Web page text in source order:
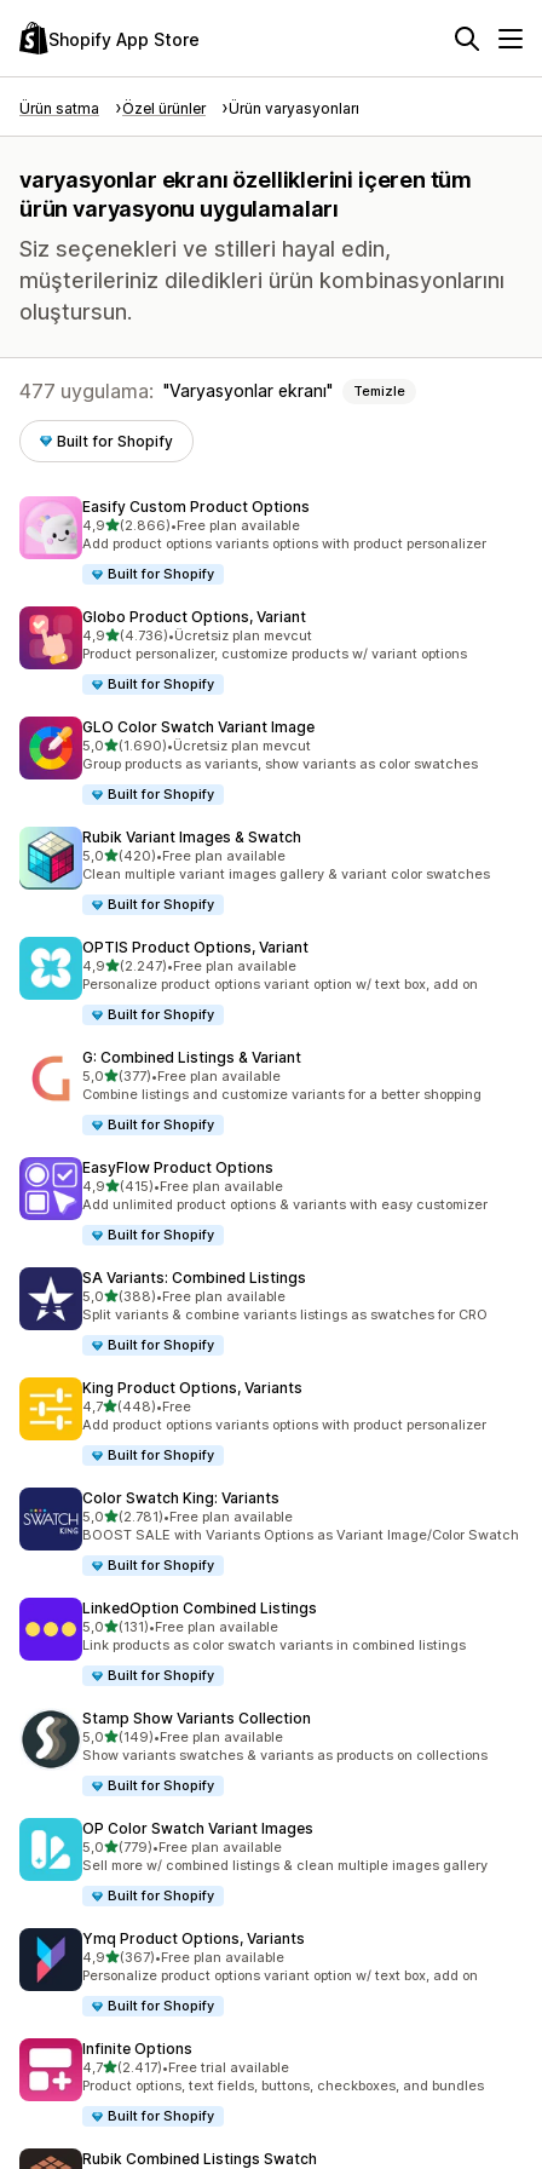
Shopify App Store
Ürün satma Özel ürünler Ürün varyasyonları
varyasyonlar ekranı özelliklerini içeren tüm
ürün varyasyonu uygulamaları
Siz seçenekleri ve stilleri hayal edin,
müşterileriniz diledikleri ürün kombinasyonlarını
oluştursun.
477 uygulama: Varyasyonlar ekranı Temizle
Built for Shopify
Easify Custom Product Options
4,95 yıldız üzerinden
(2.866)
toplam 2866 değerlendirme
•Free plan available
Add product options variants options with product personalizer
Built for Shopify
Globo Product Options, Variant
4,95 yıldız üzerinden
(4.736)
toplam 4736 değerlendirme
•Ücretsiz plan mevcut
Product personalizer, customize products w/ variant options
Built for Shopify
GLO Color Swatch Variant Image
5,05 yıldız üzerinden
(1.690)
toplam 1690 değerlendirme
•Ücretsiz plan mevcut
Group products as variants, show variants as color swatches
Built for Shopify
Rubik Variant Images & Swatch
5,05 yıldız üzerinden
(420)
toplam 420 değerlendirme
•Free plan available
Clean multiple variant images gallery & variant color swatches
Built for Shopify
OPTIS Product Options, Variant
4,95 yıldız üzerinden
(2.247)
toplam 2247 değerlendirme
•Free plan available
Personalize product options variant option w/ text box, add on
Built for Shopify
G: Combined Listings & Variant
5,05 yıldız üzerinden
(377)
toplam 377 değerlendirme
•Free plan available
Combine listings and customize variants for a better shopping
Built for Shopify
EasyFlow Product Options
4,95 yıldız üzerinden
(415)
toplam 415 değerlendirme
•Free plan available
Add unlimited product options & variants with easy customizer
Built for Shopify
SA Variants: Combined Listings
5,05 yıldız üzerinden
(388)
toplam 388 değerlendirme
•Free plan available
Split variants & combine variants listings as swatches for CRO
Built for Shopify
King Product Options, Variants
4,75 yıldız üzerinden
(448)
toplam 448 değerlendirme
•Free
Add product options variants options with product personalizer
Built for Shopify
Color Swatch King: Variants
5,05 yıldız üzerinden
(2.781)
toplam 2781 değerlendirme
•Free plan available
BOOST SALE with Variants Options as Variant Image/Color Swatch
Built for Shopify
LinkedOption Combined Listings
5,05 yıldız üzerinden
(131)
toplam 131 değerlendirme
•Free plan available
Link products as color swatch variants in combined listings
Built for Shopify
Stamp Show Variants Collection
5,05 yıldız üzerinden
(149)
toplam 149 değerlendirme
•Free plan available
Show variants swatches & variants as products on collections
Built for Shopify
OP Color Swatch Variant Images
5,05 yıldız üzerinden
(779)
toplam 779 değerlendirme
•Free plan available
Sell more w/ combined listings & clean multiple images gallery
Built for Shopify
Ymq Product Options, Variants
4,95 yıldız üzerinden
(367)
toplam 367 değerlendirme
•Free plan available
Personalize product options variant option w/ text box, add on
Built for Shopify
Infinite Options
4,75 yıldız üzerinden
(2.417)
toplam 2417 değerlendirme
•Free trial available
Product options, text fields, buttons, checkboxes, and bundles
Built for Shopify
Rubik Combined Listings Swatch